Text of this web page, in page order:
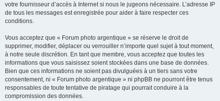
votre fournisseur d’accès à Internet si nous le jugeons nécessaire. L’adresse IP
de tous les messages est enregistrée pour aider à faire respecter ces
conditions.
Vous acceptez que « Forum photo argentique » se réserve le droit de
supprimer, modifier, déplacer ou verrouiller n’importe quel sujet à tout moment,
à notre seule discrétion. En tant que membre, vous acceptez que toutes les
informations que vous saisissez soient stockées dans une base de données.
Bien que ces informations ne soient pas divulguées à un tiers sans votre
consentement, ni « Forum photo argentique » ni phpBB ne pourront être tenus
responsables de toute tentative de piratage qui pourrait conduire à la
compromission des données.